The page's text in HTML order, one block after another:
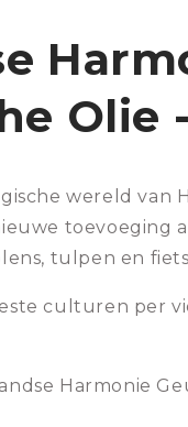
Olie
wereld van
toevoeging
tulpen en
culturen per
Harmonie